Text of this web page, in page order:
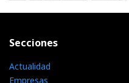
Secciones
Actualidad
Empresas